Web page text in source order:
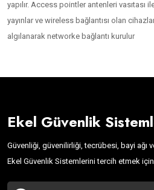
yapılır. Access pointler antenleri vasıtası
yayınlar ve wireless bağlantısı olan
algılanarak networke bağlantı kurulur
Ekel Güvenlik
Güvenliği, güvenilirliği, tecrübesi, bayi ağı
Ekel Güvenlik Sistemlerini tercih etmek